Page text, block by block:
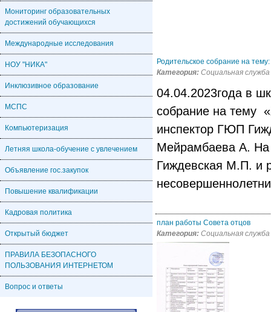
Мониторинг образовательных
достижений обучающихся
Международные исследования
НОУ "НИКА"
Инклюзивное образование
МСПС
Компьютеризация
Летняя школа-обучение с увлечением
Объявление гос.закупок
Повышение квалификации
Кадровая политика
Открытый бюджет
ПРАВИЛА БЕЗОПАСНОГО
ПОЛЬЗОВАНИЯ ИНТЕРНЕТОМ
Вопрос и ответы
Родительское собрание на
Категория: Социальная служба
04.04.2023года в
собрание на тему
инспектор ГЮП
Мейрамбаева А. На
Гиждевская М.П. и
план работы Совета отцов
Категория: Социальная служба